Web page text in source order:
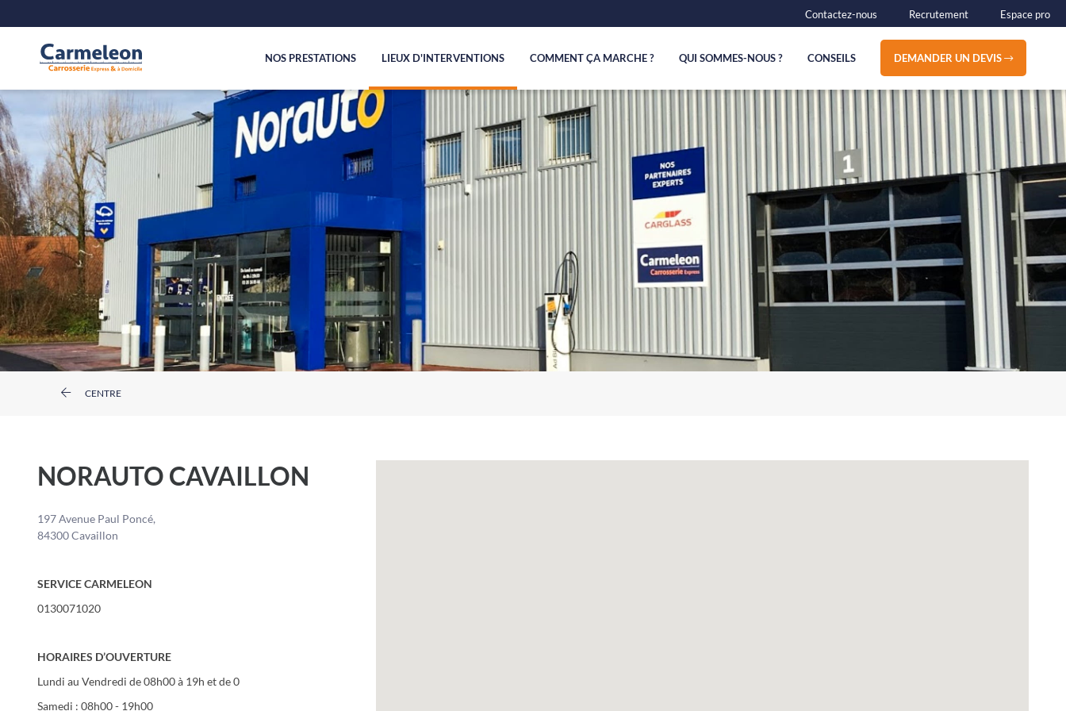
Contactez-nous Recrutement Espace pro
NOS PRESTATIONS LIEUX D'INTERVENTIONS COMMENT ÇA MARCHE ? QUI SOMMES-NOUS ? CONSEILS DEMANDER UN DEVIS
CENTRE
NORAUTO CAVAILLON
197 Avenue Paul Poncé,
84300 Cavaillon
SERVICE CARMELEON
0130071020
HORAIRES D’OUVERTURE
Lundi au Vendredi de 08h00 à 19h et de 0
Samedi : 08h00 - 19h00